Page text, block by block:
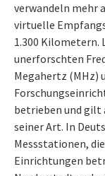
verwandeln mehr
virtuelle
1.300 Kilometern.
unerforschten
Megahertz (MHz)
betrieben und gilt
seiner Art. In
Messstationen,
Einrichtungen